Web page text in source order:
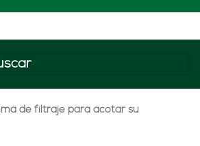
de filtraje para acotar su